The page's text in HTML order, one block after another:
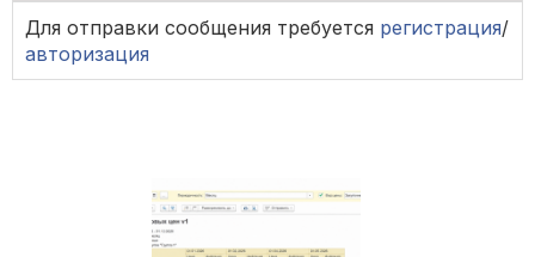
Для отправки сообщения требуется регистрация/
авторизация